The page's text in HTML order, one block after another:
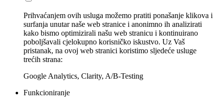
Prihvaćanjem ovih usluga možemo pratiti ponašanje klikova i
surfanja unutar naše web stranice i anonimno ih analizirati
kako bismo optimizirali našu web stranicu i kontinuirano
poboljšavali cjelokupno korisničko iskustvo. Uz Vaš
pristanak, na ovoj web stranici koristimo sljedeće usluge
trećih strana:
Google Analytics, Clarity, A/B-Testing
Funkcioniranje